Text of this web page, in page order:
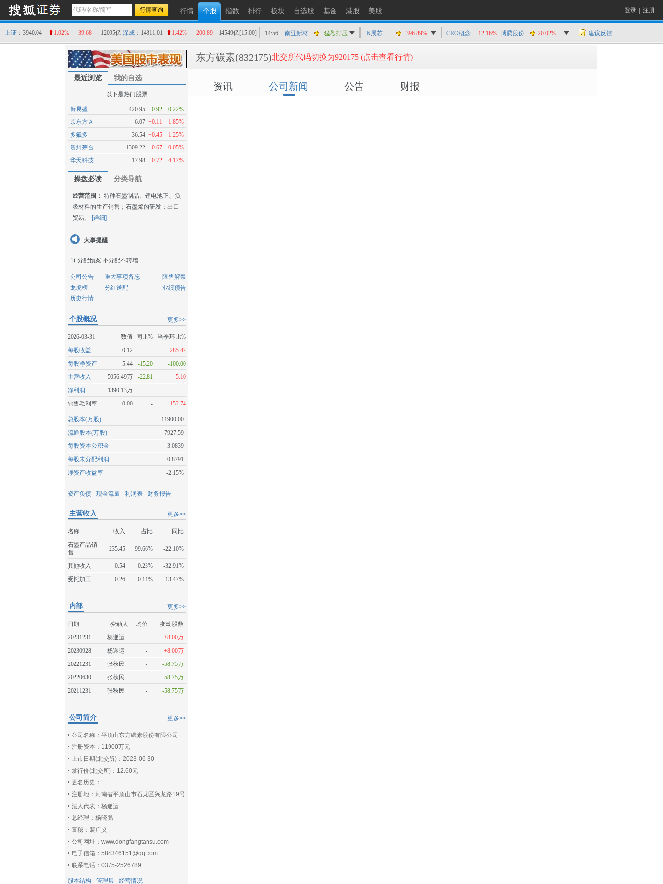
行情 个股 指数 排行 板块 自选股 基金 港股 美股 登录 注册
上证 ：3940.04 1.02% 39.68 12095亿 深成 ：14311.01 1.42% 200.89 14549亿[15:00]
14:56
金凯生科
涨停
14:56
南亚新材
猛烈打压
14:55
盛达资源
涨停
14:54
永安药业
快速拉升
N展芯 396.89% CRO概念 12.16% 博腾股份 20.02% 建议反馈
最近浏览 我的自选
以下是热门股票
新易盛 420.95 -0.92 -0.22%
京东方Ａ
6.07 +0.11
1.85%
多氟多
36.54 +0.45
1.25%
贵州茅台
1309.22 +0.67
0.05%
华天科技
17.98 +0.72 4.17%
操盘必读 分类导航
经营范围： 特种石墨制品、锂电池正、负
极材料的生产销售；石墨烯的研发；出口
贸易。
[详细]
大事提醒
1) 分配预案:不分配不转增
公司公告 重大事项备忘
限售解禁
龙虎榜
分红送配
业绩预告
历史行情
更多>>
个股概况
2026-03-31 数值 同比%
当季环比%
每股收益
-0.12 -
285.42
每股净资产
5.44 -15.20
-100.00
主营收入
5056.49万 -22.81
5.10
净利润
-1390.13万 -
-
销售毛利率
0.00 - 152.74
总股本(万股)
11900.00
流通股本(万股)
7927.59
每股资本公积金
3.0839
每股未分配利润
0.8791
净资产收益率
-2.15%
资产负债 现金流量 利润表 财务报告
更多>>
主营收入
名称 收入 占比
同比
石墨产品销
售
235.45 99.66% -22.10%
其他收入 0.54 0.23%
-32.91%
受托加工
0.26 0.11% -13.47%
更多>>
内部
日期 变动人 均价
变动股数
20231231
杨遂运 -
+8.00万
20230928
杨遂运 -
+8.00万
20221231
张秋民 -
-58.75万
20220630
张秋民 -
-58.75万
20211231
张秋民 - -58.75万
更多>>
公司简介
公司名称：平顶山东方碳素股份有限公司
注册资本：11900万元
上市日期(北交所)：2023-06-30
发行价(北交所)：12.60元
更名历史：
注册地：河南省平顶山市石龙区兴龙路19号
法人代表：杨遂运
总经理：杨晓鹏
董秘：裴广义
公司网址：www.dongfangtansu.com
电子信箱：584346151@qq.com
联系电话：0375-2526789
股本结构 管理层 经营情况
东方碳素(832175)北交所代码切换为920175 (点击查看行情)
资讯 公司新闻 公告 财报